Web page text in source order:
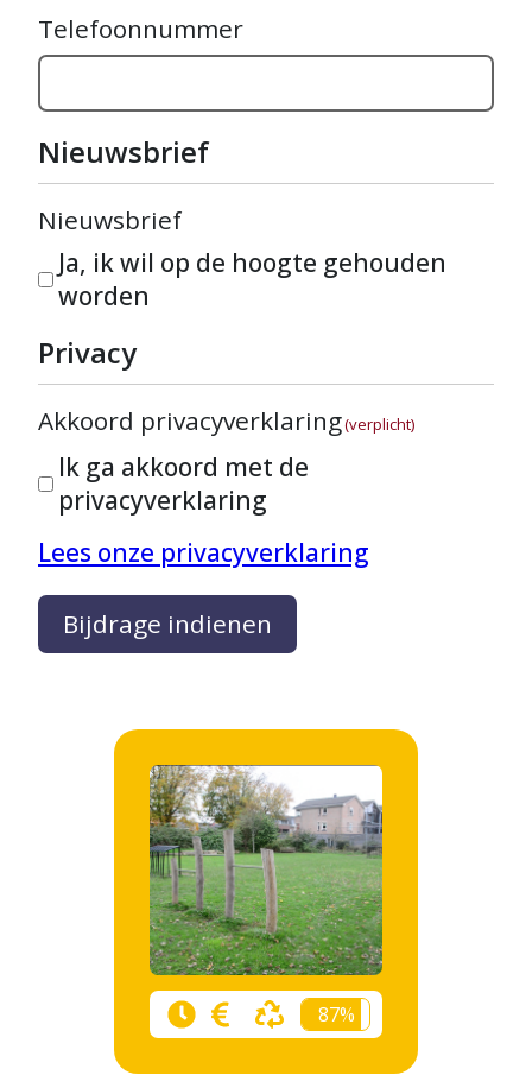
Telefoonnummer
Nieuwsbrief
Nieuwsbrief
Ja, ik wil op de hoogte gehouden
worden
Privacy
Akkoord privacyverklaring(verplicht)
Ik ga akkoord met de
privacyverklaring
Lees onze privacyverklaring
Bijdrage indienen
87%